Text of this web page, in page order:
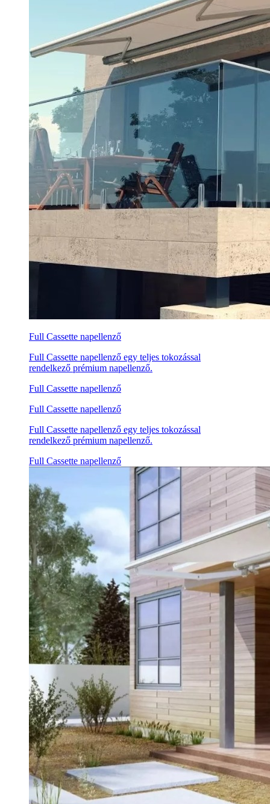
Full Cassette napellenző
Full Cassette napellenző egy teljes tokozással
rendelkező prémium napellenző.
Full Cassette napellenző
Full Cassette napellenző
Full Cassette napellenző egy teljes tokozással
rendelkező prémium napellenző.
Full Cassette napellenző